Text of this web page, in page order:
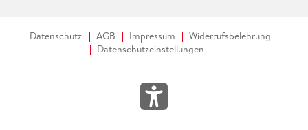
Datenschutz AGB Impressum
Widerrufsbelehrung
Datenschutzeinstellungen